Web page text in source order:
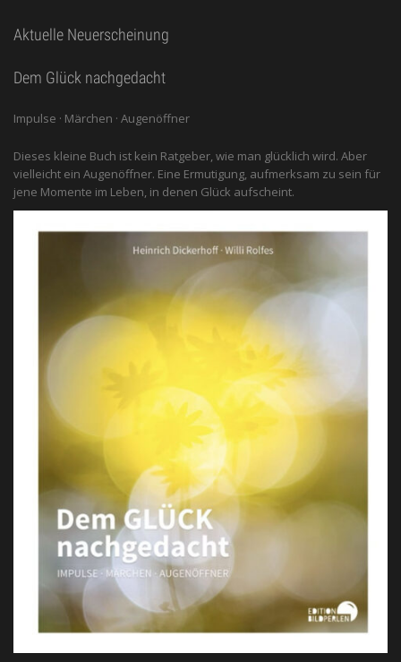
Aktuelle Neuerscheinung
Dem Glück nachgedacht
Impulse · Märchen · Augenöffner
Dieses kleine Buch ist kein Ratgeber, wie man glücklich wird. Aber
vielleicht ein Augenöffner. Eine Ermutigung, aufmerksam zu sein für
jene Momente im Leben, in denen Glück aufscheint.